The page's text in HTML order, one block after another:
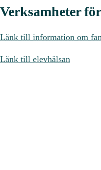
Verksamheter
Länk till information om
Länk till elevhälsan